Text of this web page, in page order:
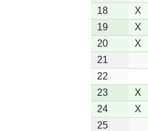
18
X
19
X
20
X
21
22
23
X
24
X
25